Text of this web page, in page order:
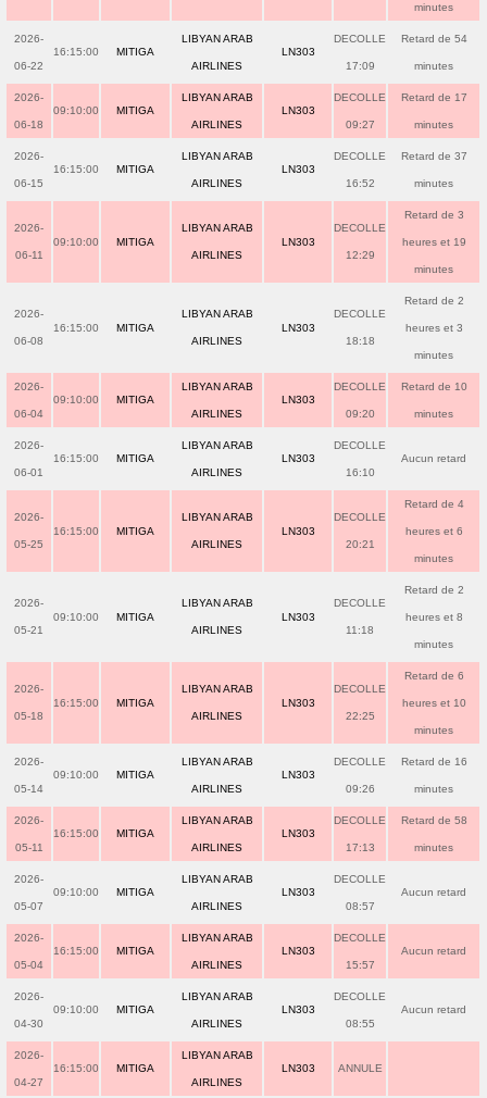
minutes
2026-
06-22
16:15:00 MITIGA
LIBYAN ARAB
AIRLINES
LN303
DECOLLE
17:09
Retard de 54
minutes
2026-
06-18
09:10:00 MITIGA
LIBYAN ARAB
AIRLINES
LN303
DECOLLE
09:27
Retard de 17
minutes
2026-
06-15
16:15:00 MITIGA
LIBYAN ARAB
AIRLINES
LN303
DECOLLE
16:52
Retard de 37
minutes
2026-
06-11
09:10:00 MITIGA
LIBYAN ARAB
AIRLINES
LN303
DECOLLE
12:29
Retard de 3
heures et 19
minutes
2026-
06-08
16:15:00 MITIGA
LIBYAN ARAB
AIRLINES
LN303
DECOLLE
18:18
Retard de 2
heures et 3
minutes
2026-
06-04
09:10:00 MITIGA
LIBYAN ARAB
AIRLINES
LN303
DECOLLE
09:20
Retard de 10
minutes
2026-
06-01
16:15:00 MITIGA
LIBYAN ARAB
AIRLINES
LN303
DECOLLE
16:10
Aucun retard
2026-
05-25
16:15:00 MITIGA
LIBYAN ARAB
AIRLINES
LN303
DECOLLE
20:21
Retard de 4
heures et 6
minutes
2026-
05-21
09:10:00 MITIGA
LIBYAN ARAB
AIRLINES
LN303
DECOLLE
11:18
Retard de 2
heures et 8
minutes
2026-
05-18
16:15:00 MITIGA
LIBYAN ARAB
AIRLINES
LN303
DECOLLE
22:25
Retard de 6
heures et 10
minutes
2026-
05-14
09:10:00 MITIGA
LIBYAN ARAB
AIRLINES
LN303
DECOLLE
09:26
Retard de 16
minutes
2026-
05-11
16:15:00 MITIGA
LIBYAN ARAB
AIRLINES
LN303
DECOLLE
17:13
Retard de 58
minutes
2026-
05-07
09:10:00 MITIGA
LIBYAN ARAB
AIRLINES
LN303
DECOLLE
08:57
Aucun retard
2026-
05-04
16:15:00 MITIGA
LIBYAN ARAB
AIRLINES
LN303
DECOLLE
15:57
Aucun retard
2026-
04-30
09:10:00 MITIGA
LIBYAN ARAB
AIRLINES
LN303
DECOLLE
08:55
Aucun retard
2026-
04-27
16:15:00 MITIGA
LIBYAN ARAB
AIRLINES
LN303 ANNULE